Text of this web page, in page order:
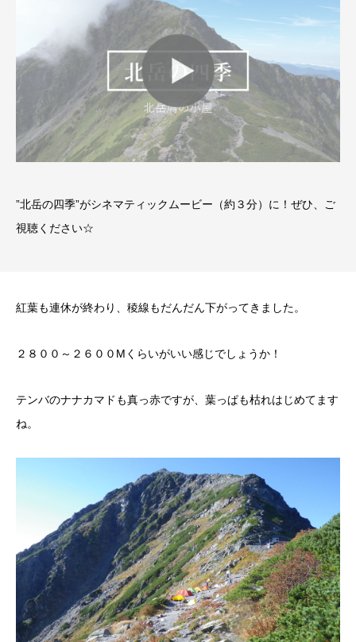
”北岳の四季”がシネマティックムービー（約３分）に！ぜひ、ご
視聴ください☆
紅葉も連休が終わり、稜線もだんだん下がってきました。
２８００～２６００Mくらいがいい感じでしょうか！
テンバのナナカマドも真っ赤ですが、葉っぱも枯れはじめてます
ね。